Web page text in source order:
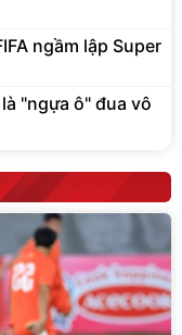
ngầm lập Super
"ngựa ô" đua vô